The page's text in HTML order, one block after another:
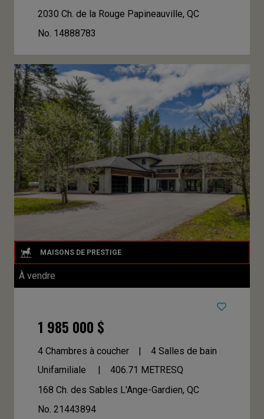
2030 Ch. de la Rouge Papineauville, QC
No. 14888783
À vendre
1 985 000 $
4 Chambres à coucher
4 Salles de bain
Unifamiliale
406.71 METRESQ
168 Ch. des Sables L'Ange-Gardien, QC
No. 21443894